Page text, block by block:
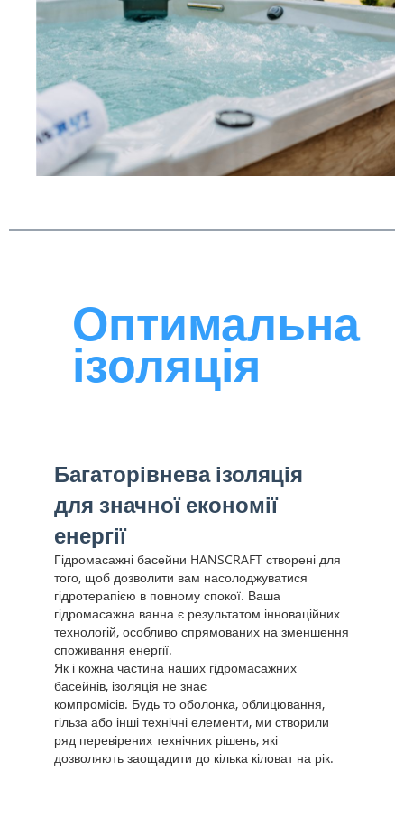
Оптимальна
ізоляція
Багаторівнева ізоляція
для значної економії
енергії
Гідромасажні басейни HANSCRAFT створені для
того, щоб дозволити вам насолоджуватися
гідротерапією в повному спокої. Ваша
гідромасажна ванна є результатом інноваційних
технологій, особливо спрямованих на зменшення
споживання енергії.
Як і кожна частина наших гідромасажних
басейнів, ізоляція не знає
компромісів. Будь то оболонка, облицювання,
гільза або інші технічні елементи, ми створили
ряд перевірених технічних рішень, які
дозволяють заощадити до кілька кіловат на рік.